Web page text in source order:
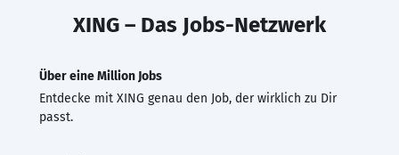
XING – Das Jobs-Netzwerk
Über eine Million Jobs
Entdecke mit XING genau den Job, der wirklich zu Dir
passt.